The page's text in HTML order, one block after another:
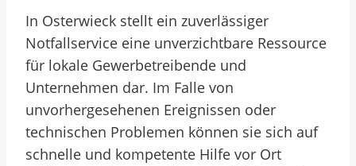
In Osterwieck stellt ein zuverlässiger
Notfallservice eine unverzichtbare Ressource
für lokale Gewerbetreibende und
Unternehmen dar. Im Falle von
unvorhergesehenen Ereignissen oder
technischen Problemen können sie sich auf
schnelle und kompetente Hilfe vor Ort